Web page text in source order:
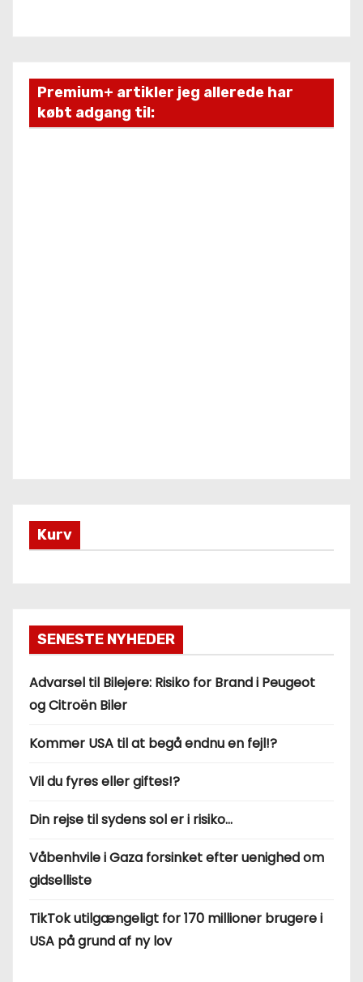
Premium+ artikler jeg allerede har
købt adgang til:
Kurv
SENESTE NYHEDER
Advarsel til Bilejere: Risiko for Brand i Peugeot
og Citroën Biler
Kommer USA til at begå endnu en fejl!?
Vil du fyres eller giftes!?
Din rejse til sydens sol er i risiko…
Våbenhvile i Gaza forsinket efter uenighed om
gidselliste
TikTok utilgængeligt for 170 millioner brugere i
USA på grund af ny lov